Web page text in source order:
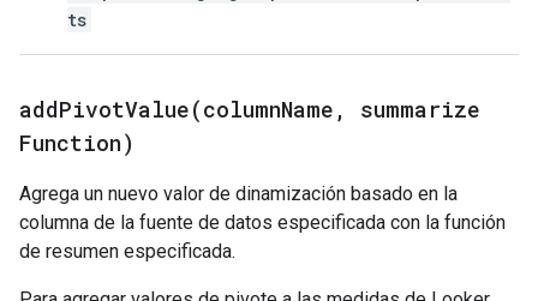
ts
addPivotValue(columnName ,
summarize
Function)
Agrega un nuevo valor de dinamización basado en la
columna de la fuente de datos especificada con la función
de resumen especificada.